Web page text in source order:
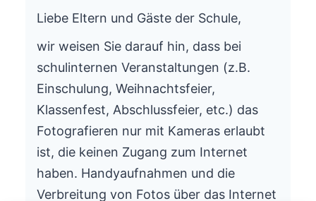
Liebe Eltern und Gäste der Schule,
wir weisen Sie darauf hin, dass bei
schulinternen Veranstaltungen (z.B.
Einschulung, Weihnachtsfeier,
Klassenfest, Abschlussfeier, etc.) das
Fotografieren nur mit Kameras erlaubt
ist, die keinen Zugang zum Internet
haben. Handyaufnahmen und die
Verbreitung von Fotos über das Internet